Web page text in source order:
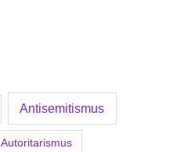
Antisemitismus
Autoritarismus